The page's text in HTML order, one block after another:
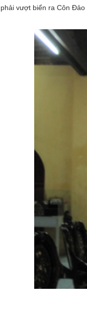
phải vượt biển ra Côn Đảo